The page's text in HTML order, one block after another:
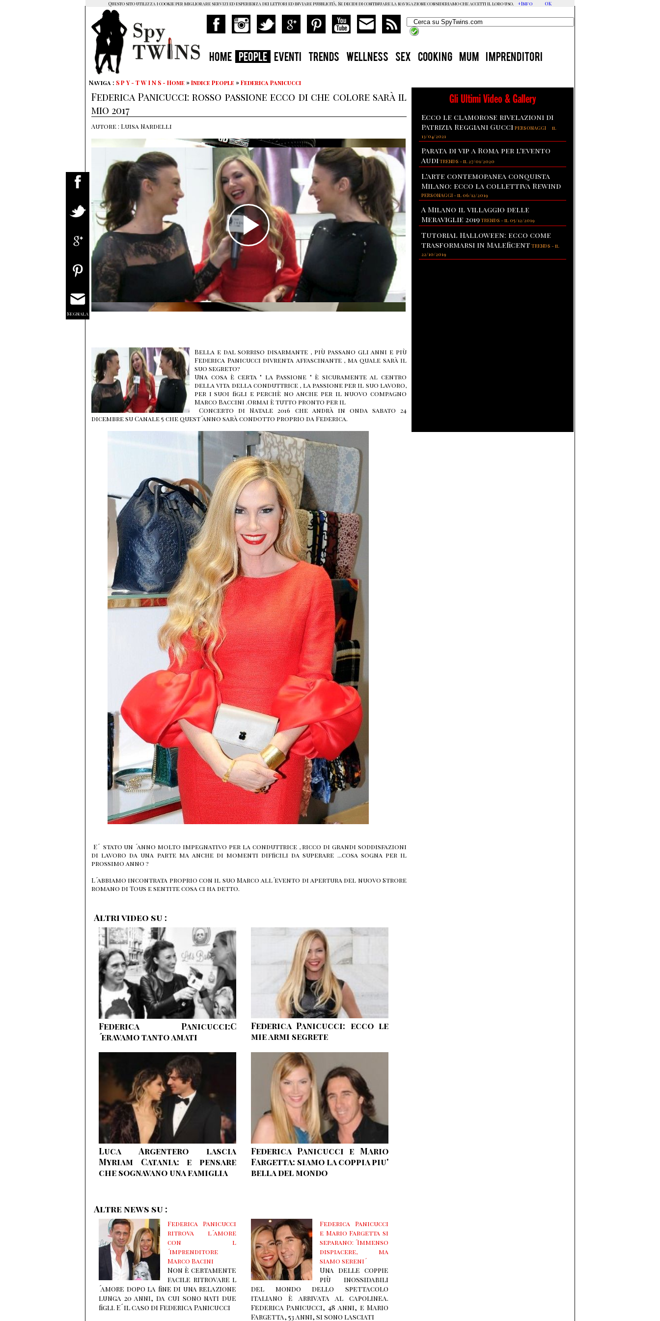
HOME PEOPLE EVENTI TRENDS WELLNESS SEX COOKING MUM IMPRENDITORI
Naviga : S P Y - T W I N S - Home »Indice People »Federica Panicucci
Federica Panicucci: rosso passione ecco di che colore sarà il
mio 2017
Autore : Luisa Nardelli
Bella e dal sorriso disarmante , più passano gli anni e più
Federica Panicucci divrenta affascinante , ma quale sarà il
suo segreto
Una cosa è certa " la Passione " è sicuramente al centro
della vita della conduttrice , la passione per il suo lavoro,
per i suoi figli e perchè no anche per il nuovo compagno
Marco Baccini .Ormai è tutto pronto per il
Concerto di Natale 2016 che andrà in onda sabato 24
dicembre su Canale 5 che quest´anno sarà condotto proprio da Federica.
E´ stato un ´anno molto impegnativo per la conduttrice , ricco di grandi soddisfazioni
di lavoro da una parte ma anche di momenti difficili da superare ...cosa sogna per il
prossimo anno
L´abbiamo incontrata proprio con il suo Marco all´evento di apertura del nuovo Strore
romano di Tous e sentite cosa ci ha detto.
Altri video su :
Federica Panicucci:C
´eravamo tanto amati
Federica Panicucci: ecco le
mie armi segrete
Luca Argentero lascia
Myriam Catania: e pensare
che sognavano una famiglia
Federica Panicucci e Mario
Fargetta: siamo la coppia piu'
bella del mondo
Altre news su :
Federica Panicucci
ritrova l´amore
con l
´imprenditore
Marco Bacini
Non è certamente
facile ritrovare l
´amore dopo la fine di una relazione
lunga 20 anni, da cui sono nati due
figli. E´ il caso di Federica Panicucci
Federica Panicucci
e Mario Fargetta si
separano: ´Immenso
dispiacere, ma
siamo sereni´
Una delle coppie
più inossidabili
del mondo dello spettacolo
italiano è arrivata al capolinea.
Federica Panicucci, 48 anni, e Mario
Fargetta, 53 anni, si sono lasciati
Segnala
Gli Ultimi Video & Gallery
Ecco le clamorose rivelazioni di
Patrizia Reggiani Gucci PERSONAGGI
il
13/04/2021
Parata di vip a Roma per l'evento
AudiTRENDS -il 27/01/2020
L'arte contemopanea conquista
Milano: ecco la collettiva Rewind
PERSONAGGI-il 06/12/2019
A Milano il villaggio delle
Meraviglie 2019TRENDS -il 05/12/2019
Tutorial Halloween: ecco come
trasformarsi in Maleficent TRENDS -il
22/10/2019
Questo sito utilizza i cookie per migliorare servizi ed esperienza dei lettori ed inviare pubblicità. Se decidi di continuare la navigazione consideriamo che accetti il loro uso. +Info OK